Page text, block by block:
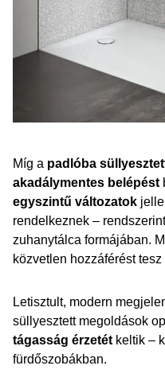
Míg a padlóba
akadálymentes belépést
egyszintű változatok
rendelkeznek –
zuhanytálca formájában.
közvetlen hozzáférést
Letisztult, modern
süllyesztett megoldások
tágasság érzetét keltik –
fürdőszobákban.